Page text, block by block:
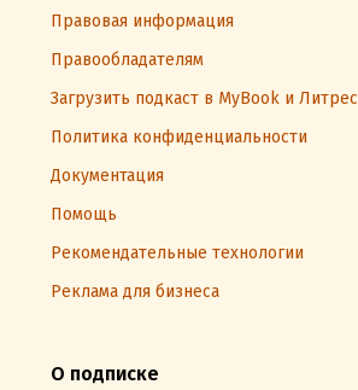
Правовая информация
Правообладателям
Загрузить подкаст в MyBook и Литрес
Политика конфиденциальности
Документация
Помощь
Рекомендательные технологии
Реклама для бизнеса
О подписке